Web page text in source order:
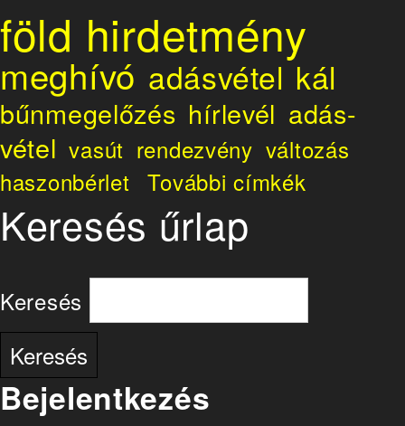
föld hirdetmény
meghívó adásvétel kál
bűnmegelőzés hírlevél adás-
vétel vasút rendezvény változás
haszonbérlet
További címkék
Keresés űrlap
Keresés
Bejelentkezés